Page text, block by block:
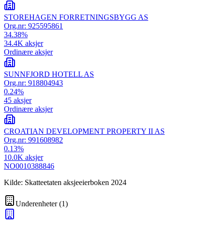
STOREHAGEN FORRETNINGSBYGG AS
Org.nr: 925595861
34.38%
34.4K aksjer
Ordinære aksjer
SUNNFJORD HOTELL AS
Org.nr: 918804943
0.24%
45 aksjer
Ordinære aksjer
CROATIAN DEVELOPMENT PROPERTY II AS
Org.nr: 991608982
0.13%
10.0K aksjer
NO0010388846
Kilde: Skatteetaten aksjeeierboken 2024
Underenheter(1)